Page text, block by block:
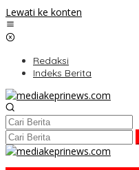
Lewati ke konten
Redaksi
Indeks Berita